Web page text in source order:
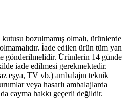
bozulmamış olmalı, ürünlerde
İade edilen ürün tüm yan
gönderilmelidir. Ürünlerin 14 günde
iade edilmesi gerekmektedir.
eşya, TV vb.) ambalajın teknik
veya hasarlı ambalajlarda
cayma hakkı geçerli değildir.